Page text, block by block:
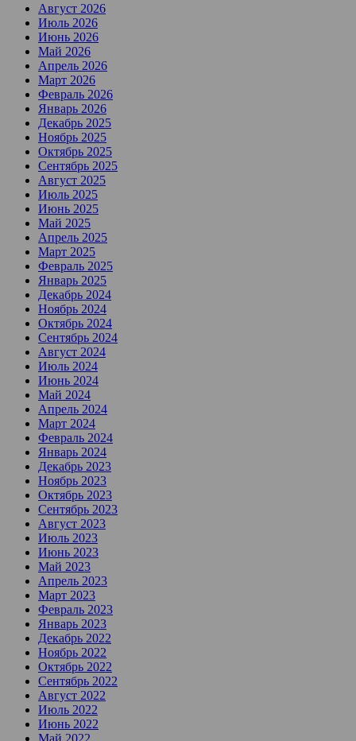
Август 2026
Июль 2026
Июнь 2026
Май 2026
Апрель 2026
Март 2026
Февраль 2026
Январь 2026
Декабрь 2025
Ноябрь 2025
Октябрь 2025
Сентябрь 2025
Август 2025
Июль 2025
Июнь 2025
Май 2025
Апрель 2025
Март 2025
Февраль 2025
Январь 2025
Декабрь 2024
Ноябрь 2024
Октябрь 2024
Сентябрь 2024
Август 2024
Июль 2024
Июнь 2024
Май 2024
Апрель 2024
Март 2024
Февраль 2024
Январь 2024
Декабрь 2023
Ноябрь 2023
Октябрь 2023
Сентябрь 2023
Август 2023
Июль 2023
Июнь 2023
Май 2023
Апрель 2023
Март 2023
Февраль 2023
Январь 2023
Декабрь 2022
Ноябрь 2022
Октябрь 2022
Сентябрь 2022
Август 2022
Июль 2022
Июнь 2022
Май 2022